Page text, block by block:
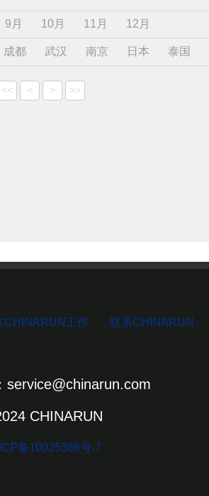
9月 10月 11月 12月
成都 武汉 南京 日本 泰国
<< < > >>
CHINARUN工作 联系CHINARUN
service@chinarun.com
CHINARUN
备10025386号-7